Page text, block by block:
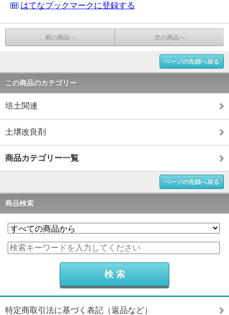
はてなブックマークに登録する
前の商品へ 次の商品へ
ページの先頭へ戻る
この商品のカテゴリー
培土関連
土壌改良剤
商品カテゴリー一覧
ページの先頭へ戻る
商品検索
特定商取引法に基づく表記（返品など）